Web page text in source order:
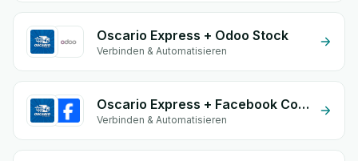
Oscario Express + Odoo Stock
Verbinden & Automatisieren
Oscario Express + Facebook Commerce
Verbinden & Automatisieren